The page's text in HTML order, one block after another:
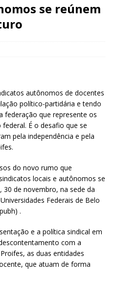
se reúnem
autônomos de docentes
político-partidária e tendo
federação que represente os
É o desafio que se
pela independência e pela
do novo rumo que
locais e autônomos se
de novembro, na sede da
Federais de Belo
.
e a política sindical em
com a
as duas entidades
que atuam de forma